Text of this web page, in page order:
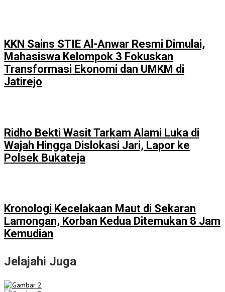
KKN Sains STIE Al-Anwar Resmi Dimulai,
Mahasiswa Kelompok 3 Fokuskan
Transformasi Ekonomi dan UMKM di
Jatirejo
Ridho Bekti Wasit Tarkam Alami Luka di
Wajah Hingga Dislokasi Jari, Lapor ke
Polsek Bukateja
Kronologi Kecelakaan Maut di Sekaran
Lamongan, Korban Kedua Ditemukan 8 Jam
Kemudian
Jelajahi Juga